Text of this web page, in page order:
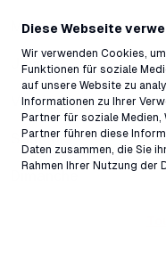
Diese Webseite
Wir verwenden Cookies,
Funktionen für soziale
auf unsere Website zu
Informationen zu Ihrer
Partner für soziale Medien,
Partner führen diese
Daten zusammen, die Sie
Rahmen Ihrer Nutzung der
Mercredi
Jeudi
Vendredi
Samedi